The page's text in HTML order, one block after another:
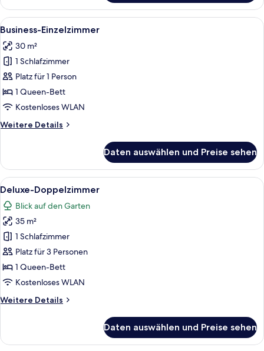
Double
Room
Alle
Fotos
für
Business-
Einzelzimmer
anzeigen
Ein Hotelzimmer mit einem Bett,
6
Business-Einzelzimmer
30 m²
1 Schlafzimmer
Platz für 1 Person
1 Queen-Bett
Kostenloses WLAN
Weitere Details
Weitere
Einzelzimmer
Daten auswählen und Preise sehen
Alle
Fotos
für
Deluxe-
Doppelzimmer
anzeigen
Ein Hotelzimmer mit einem Bett,
10
Deluxe-Doppelzimmer
Blick auf den Garten
35 m²
1 Schlafzimmer
Platz für 3 Personen
1 Queen-Bett
Kostenloses WLAN
Weitere Details
Weitere
Doppelzimmer
Daten auswählen und Preise sehen